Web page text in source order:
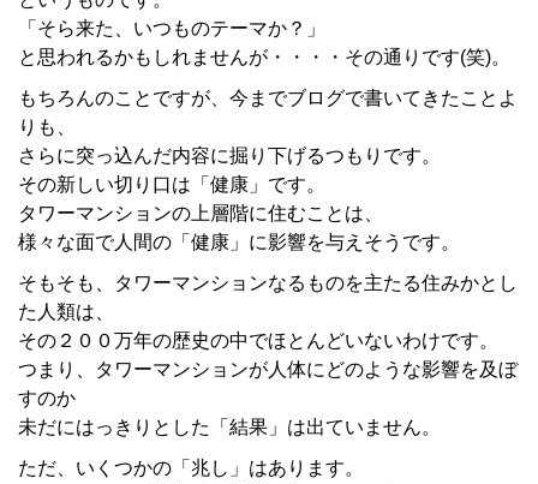
「そら来た、いつものテーマか？」
と思われるかもしれませんが・・・・その通りです(笑)。
もちろんのことですが、今までブログで書いてきたことよ
りも、
さらに突っ込んだ内容に掘り下げるつもりです。
その新しい切り口は「健康」です。
タワーマンションの上層階に住むことは、
様々な面で人間の「健康」に影響を与えそうです。
そもそも、タワーマンションなるものを主たる住みかとし
た人類は、
その２００万年の歴史の中でほとんどいないわけです。
つまり、タワーマンションが人体にどのような影響を及ぼ
すのか
未だにはっきりとした「結果」は出ていません。
ただ、いくつかの「兆し」はあります。